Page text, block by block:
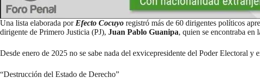
Una lista elaborada por Efecto Cocuyo registró más de 60 dirigentes políticos
dirigente de Primero Justicia (PJ), Juan Pablo Guanipa, quien se encontraba en
Desde enero de 2025 no se sabe nada del exvicepresidente del Poder Electoral y
“Destrucción del Estado de Derecho”